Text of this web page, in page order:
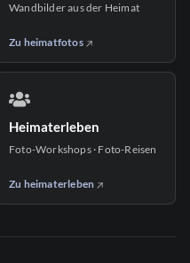
Wandbilder aus der Heimat
Zu heimatfotos
Heimaterleben
Foto-Workshops · Foto-Reisen
Zu heimaterleben